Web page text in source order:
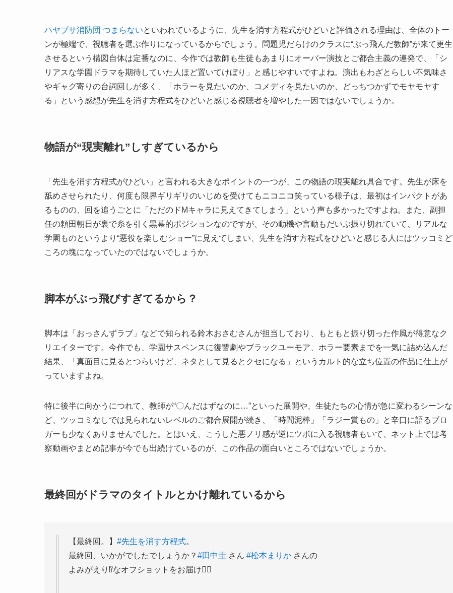
ハヤブサ消防団 つまらないといわれているように、先生を消す方程式がひどいと評価される理由は、全体のトー
ンが極端で、視聴者を選ぶ作りになっているからでしょう。問題児だらけのクラスに“ぶっ飛んだ教師”が来て更生
させるという構図自体は定番なのに、今作では教師も生徒もあまりにオーバー演技とご都合主義の連発で、「シ
リアスな学園ドラマを期待していた人ほど置いてけぼり」と感じやすいですよね。演出もわざとらしい不気味さ
やギャグ寄りの台詞回しが多く、「ホラーを見たいのか、コメディを見たいのか、どっちつかずでモヤモヤす
る」という感想が先生を消す方程式をひどいと感じる視聴者を増やした一因ではないでしょうか。
物語が“現実離れ”しすぎているから
「先生を消す方程式がひどい」と言われる大きなポイントの一つが、この物語の現実離れ具合です。先生が床を
舐めさせられたり、何度も限界ギリギリのいじめを受けてもニコニコ笑っている様子は、最初はインパクトがあ
るものの、回を追うごとに「ただのドMキャラに見えてきてしまう」という声も多かったですよね。また、副担
任の頼田朝日が裏で糸を引く黒幕的ポジションなのですが、その動機や言動もだいぶ振り切れていて、リアルな
学園ものというより“悪役を楽しむショー”に見えてしまい、先生を消す方程式をひどいと感じる人にはツッコミど
ころの塊になっていたのではないでしょうか。
脚本がぶっ飛びすぎてるから？
脚本は「おっさんずラブ」などで知られる鈴木おさむさんが担当しており、もともと振り切った作風が得意なク
リエイターです。今作でも、学園サスペンスに復讐劇やブラックユーモア、ホラー要素までを一気に詰め込んだ
結果、「真面目に見るとつらいけど、ネタとして見るとクセになる」というカルト的な立ち位置の作品に仕上が
っていますよね。
特に後半に向かうにつれて、教師が“〇んだはずなのに…”といった展開や、生徒たちの心情が急に変わるシーンな
ど、ツッコミなしでは見られないレベルのご都合展開が続き、「時間泥棒」「ラジー賞もの」と辛口に語るブロ
ガーも少なくありませんでした。とはいえ、こうした悪ノリ感が逆にツボに入る視聴者もいて、ネット上では考
察動画やまとめ記事が今でも出続けているのが、この作品の面白いところではないでしょうか。
最終回がドラマのタイトルとかけ離れているから
【最終回。】 #先生を消す方程式。
最終回、いかがでしたでしょうか？ #田中圭 さん #松本まりか さんの
よみがえり⁉️なオフショットをお届け🧟‍♂️